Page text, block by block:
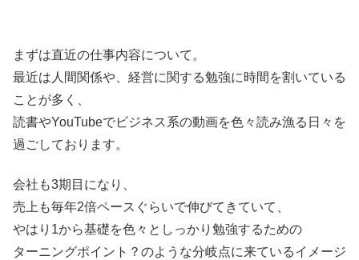
まずは直近の仕事内容について。
最近は人間関係や、経営に関する勉強に時間を割いている
ことが多く、
読書やYouTubeでビジネス系の動画を色々読み漁る日々を
過ごしております。
会社も3期目になり、
売上も毎年2倍ペースぐらいで伸びてきていて、
やはり1から基礎を色々としっかり勉強するための
ターニングポイント？のような分岐点に来ているイメージ